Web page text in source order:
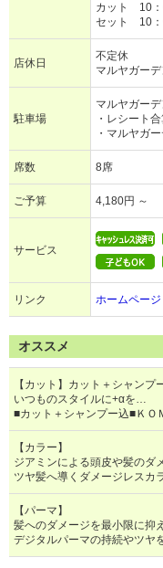
カット 10
セット 10：
店休日
不定休
マルヤガー
駐車場
マルヤガー
・レシート
・マルヤガ
席数 8席
ご予算 4,180円 ～
サービス
リンク ホームページ
オススメ
【カット】カット＋シャンプ
いつものスタイルに+αを…
■カット＋シャンプー込■ＫＯ
【カラー】
ジアミンによる頭皮や髪のダ
ツヤ髪へ導くダメージレスカ
【パーマ】
髪へのダメージを最小限に抑
デジタルパーマの持続やツヤ